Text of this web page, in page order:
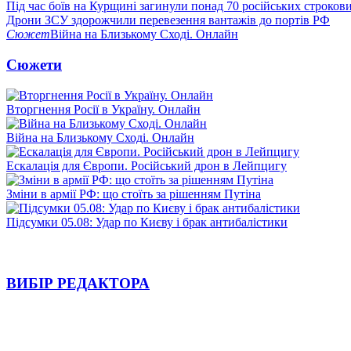
Під час боїв на Курщині загинули понад 70 російських
Дрони ЗСУ здорожчили перевезення вантажів до портів РФ
СюжетВійна на Близькому Сході. Онлайн
Сюжети
Вторгнення Росії в Україну. Онлайн
Війна на Близькому Сході. Онлайн
Ескалація для Європи. Російський дрон в Лейпцигу
Зміни в армії РФ: що стоїть за рішенням Путіна
Підсумки 05.08: Удар по Києву і брак антибалістики
ВИБІР РЕДАКТОРА